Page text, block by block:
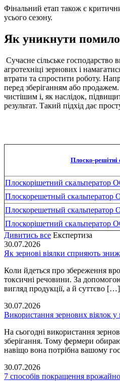
Фінальний етап також є
усього сезону.
Як уникнути
Сучасне сільське господарство
агротехніці зернових і
втрати та спростити роботу.
перед зберіганням або
чистішим і, як наслідок,
результат. Такий підхід дає
Плоско-решітні
Плоскорішетний скальператор
Плоскорешетный скальператор
Плоскорешетный скальператор
Плоскорішетний скальператор
Дивитись все Експертиза
30.07.2026
Як зернові віялки сприяють
Коли йдеться про збереження
токсичні речовини. За
вигляд продукції, а й суттєво […]
30.07.2026
Використання зернових віялок у
На сьогодні використання
зберігання. Тому фермери
навіщо вона потрібна вашому
30.07.2026
7 способів покращення